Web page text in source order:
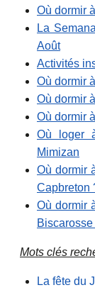
Où dormir
La
Août
Activités
Où dormir
Où dormir
Où dormir
Où loger
Mimizan
Où dormir
Capbreton
Où dormir
Biscarosse
Mots clés
La fête du